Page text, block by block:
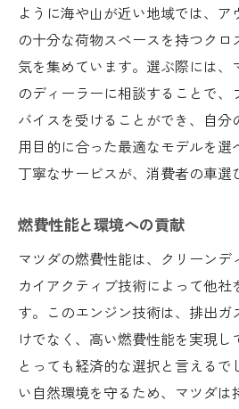
ように海や山が近い地域では、ア
の十分な荷物スペースを持つクロ
気を集めています。選ぶ際には
のディーラーに相談することで、
バイスを受けることができ、自分
用目的に合った最適なモデルを選
丁寧なサービスが、消費者の車選
燃費性能と環境への貢献
マツダの燃費性能は、クリーンデ
カイアクティブ技術によって他社
す。このエンジン技術は、排出ガ
けでなく、高い燃費性能を実現し
とっても経済的な選択と言えるで
い自然環境を守るため、マツダ